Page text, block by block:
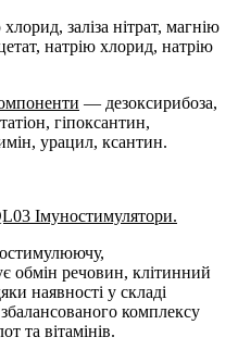
заліза нітрат, магнію
натрію хлорид, натрію
— дезоксирибоза,
гіпоксантин,
урацил, ксантин.
Імуностимулятори.
обмін речовин, клітинний
наявності у складі
комплексу
та вітамінів.